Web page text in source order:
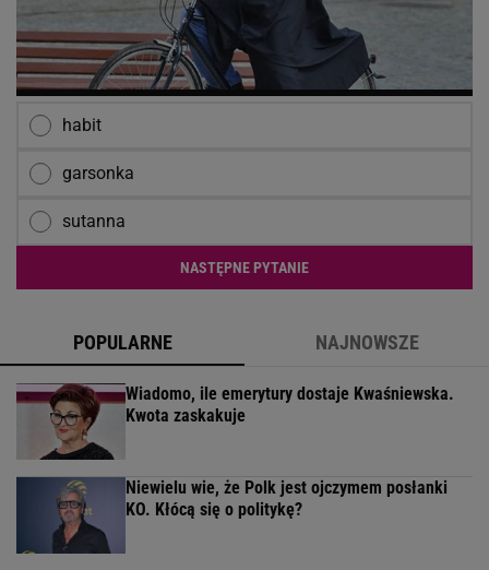
habit
garsonka
sutanna
NASTĘPNE PYTANIE
POPULARNE NAJNOWSZE
Wiadomo, ile emerytury dostaje Kwaśniewska.
Kwota zaskakuje
Niewielu wie, że Polk jest ojczymem posłanki
KO. Kłócą się o politykę?